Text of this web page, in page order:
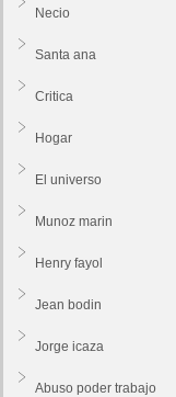
Necio
Santa ana
Critica
Hogar
El universo
Munoz marin
Henry fayol
Jean bodin
Jorge icaza
Abuso poder trabajo